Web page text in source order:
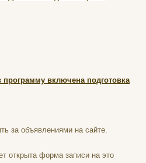
включена подготовка
за объявлениями на сайте.
открыта форма записи на это